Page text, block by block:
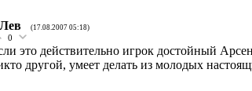
Лев (17.08.2007 05:18)
0
это действительно игрок достойный
другой, умеет делать из молодых